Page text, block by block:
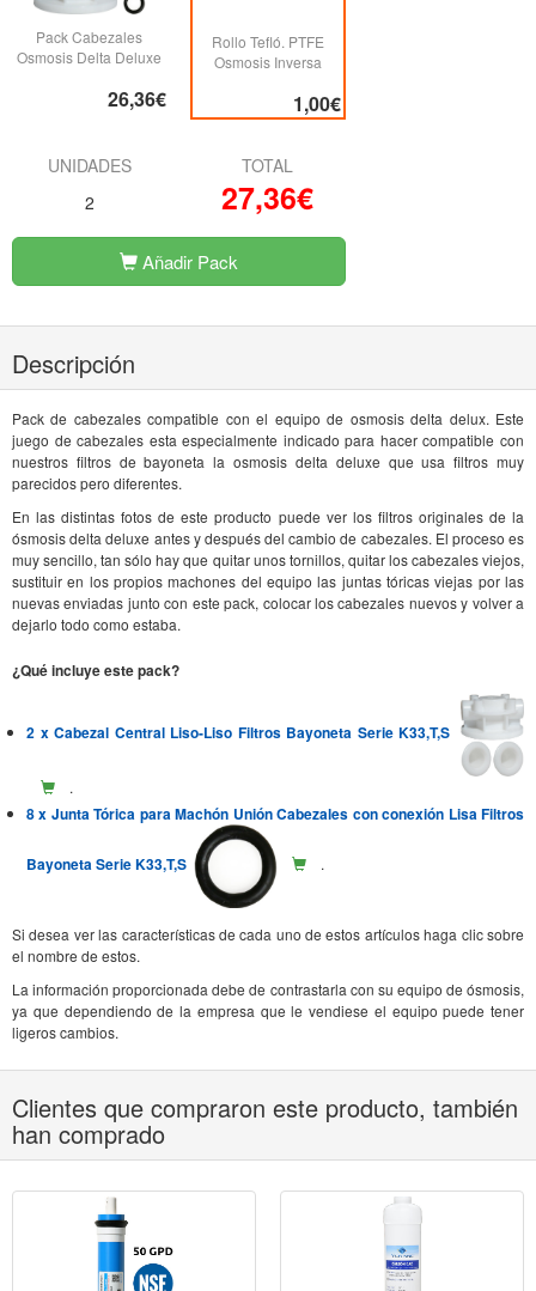
Pack Cabezales
Osmosis Delta Deluxe
26,36€
Rollo Tefló. PTFE
Osmosis Inversa
1,00€
UNIDADES
TOTAL
2
27,36€
Añadir Pack
Descripción
Pack de cabezales compatible con el equipo de osmosis delta delux. Este
juego de cabezales esta especialmente indicado para hacer compatible con
nuestros filtros de bayoneta la osmosis delta deluxe que usa filtros muy
parecidos pero diferentes.
En las distintas fotos de este producto puede ver los filtros originales de la
ósmosis delta deluxe antes y después del cambio de cabezales. El proceso es
muy sencillo, tan sólo hay que quitar unos tornillos, quitar los cabezales viejos,
sustituir en los propios machones del equipo las juntas tóricas viejas por las
nuevas enviadas junto con este pack, colocar los cabezales nuevos y volver a
dejarlo todo como estaba.
¿Qué incluye este pack?
2 x Cabezal Central Liso-Liso Filtros Bayoneta Serie K33,T,S
.
8 x Junta Tórica para Machón Unión Cabezales con conexión Lisa Filtros
Bayoneta Serie K33,T,S .
Si desea ver las características de cada uno de estos artículos haga clic sobre
el nombre de estos.
La información proporcionada debe de contrastarla con su equipo de ósmosis,
ya que dependiendo de la empresa que le vendiese el equipo puede tener
ligeros cambios.
Clientes que compraron este producto, también
han comprado